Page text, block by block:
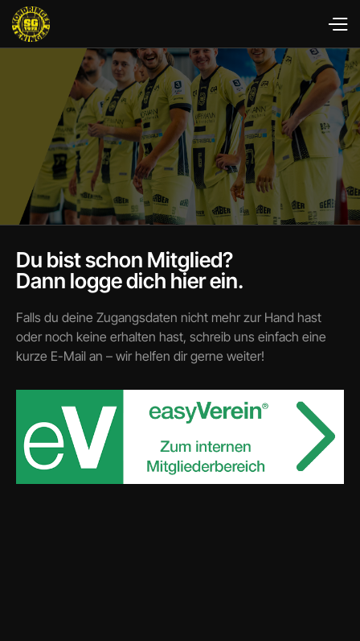
Du bist schon Mitglied?
Dann logge dich hier ein.
Falls du deine Zugangsdaten nicht mehr zur Hand hast
oder noch keine erhalten hast, schreib uns einfach eine
kurze E-Mail an – wir helfen dir gerne weiter!